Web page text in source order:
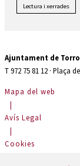
Lectura i xerrades
Ajuntament de
T 972 75 81 12 · Plaça
Mapa del web
|
Avís Legal
|
Cookies